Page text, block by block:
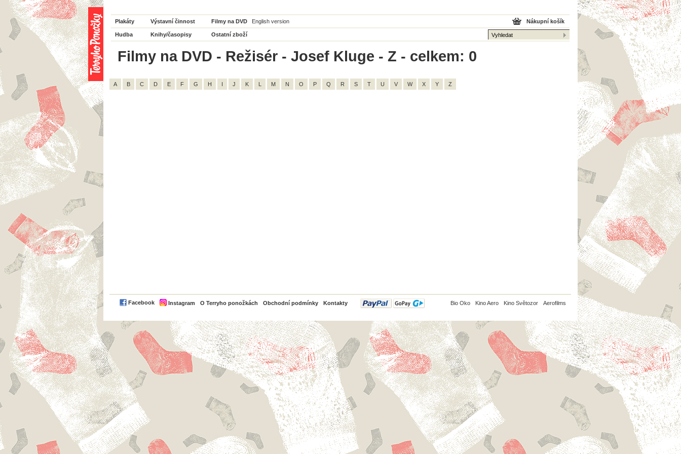
Plakáty Výstavní činnost Filmy na DVD English version
Hudba Knihy/časopisy Ostatní zboží
Nákupní košík
Filmy na DVD - Režisér - Josef Kluge - Z - celkem: 0
A B C D E F G H I J K L M N O P Q R S T U V W X Y Z
Facebook Instagram O Terryho ponožkách Obchodní podmínky Kontakty
PayPal Bio Oko Kino Aero Kino Světozor Aerofilms